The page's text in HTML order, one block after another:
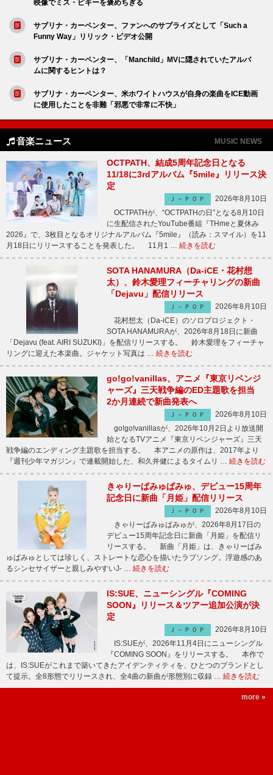
映像でミス・ピギーを褒めちぎる
サブリナ・カーペンター、ファンへのサプライズとして「Such a
Funny Way」リリック・ビデオ公開
サブリナ・カーペンター、「Manchild」MVに隠されていたアルバ
ムに関するヒントは？
サブリナ・カーペンター、米ホワイトハウスが自身の楽曲をICE動画
に使用したことを非難「邪悪で非常に不快」
音楽ニュース MUSIC NEWS
OCTPATH、結成5周年記念日となる
11/18に3rdアルバム『5mile』リリース決
定
Ｊ－ＰＯＰ
2026年8月10日
OCTPATHが、“OCTPATHの日”となる8月10日
に生配信されたYouTube番組『THmeと夏休み
2026』で、3枚目となるオリジナルアルバム『5mile』（読み：スマイル）を11
月18日にリリースすることを発表した。 11月1 … 続きを読む
SOTA HANAMURA（Da-iCE・花村想
太）、鈴木愛理フィーチャリングの新曲
「Dejavu」配信リリース
Ｊ－ＰＯＰ
2026年8月10日
花村想太（Da-iCE）のソロプロジェクト・
SOTA HANAMURAが、2026年8月18日に新曲
「Dejavu (feat. AIRI SUZUKI)」を配信リリースする。 鈴木愛理をフィーチャ
リングに迎えた本楽曲。ジャケット写真は … 続きを読む
go!go!vanillas、アニメ『東京リベンジ
ャーズ』三天戦争編のED主題歌を担当
2か月連続で新曲発表へ
Ｊ－ＰＯＰ
2026年8月10日
go!go!vanillasが、2026年10月2日より放送開
始となるTVアニメ『東京リベンジャーズ』三天
戦争編のエンディング主題歌を担当する。 本アニメの原作は、2017年より
『週刊少年マガジン』で連載開始した、和久井健によるタイムリ … 続きを読む
きゃりーぱみゅぱみゅ、デビュー15周年
記念日に新曲「月姫」配信リリース
Ｊ－ＰＯＰ
2026年8月10日
きゃりーぱみゅぱみゅが、2026年8月17日の
デビュー15周年記念日に新曲「月姫」を配信リ
リースする。 新曲「月姫」は、きゃりーぱみ
ゅぱみゅとしては珍しく、ストレートな恋心を描いたラブソング。浮遊感のあ
るシンセサイザーと親しみやすいJ- … 続きを読む
IS:SUE、ニューシングル『COMING
SOON』リリース＆ツアー追加公演が決
定
Ｊ－ＰＯＰ
2026年8月10日
IS:SUEが、2026年11月4日にニューシングル
『COMING SOON』をリリースする。 本作で
は、IS:SUEがこれまで築いてきたアイデンティティを、ひとつのブランドとし
て提示。全8形態でリリースされ、全4曲の新曲が形態別に収録 … 続きを読む
more »